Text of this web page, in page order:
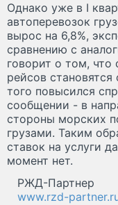
Однако уже в I
автоперевозок
вырос на 6,8%,
сравнению с
говорит о том, что
рейсов
того повысился
сообщении - в
стороны морских
грузами. Таким
ставок на услуги
момент нет.
РЖД-Партнер
www.rzd-